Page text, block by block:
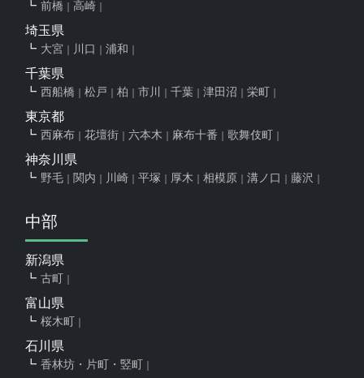
前橋 高崎
埼玉県
大宮 川口 浦和
千葉県
西船橋 松戸 柏 市川 千葉 津田沼 栄町
東京都
西麻布 花壇街 六本木 麻布十番 歌舞伎町
神奈川県
野毛 関内 川崎 平塚 厚木 相模原 溝ノ口 藤沢
中部
新潟県
古町
富山県
桜木町
石川県
香林坊・片町・竪町